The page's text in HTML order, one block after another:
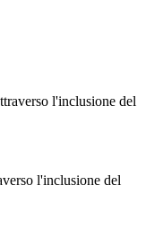
l'inclusione del
l'inclusione del